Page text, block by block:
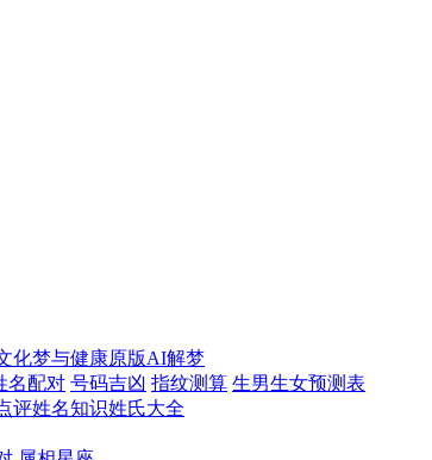
化梦与健康原版AI解梦
名配对 号码吉凶 指纹测算 生男生女预测表
评姓名知识姓氏大全